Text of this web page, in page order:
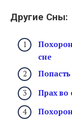
Другие Сны:
сне
Прах во